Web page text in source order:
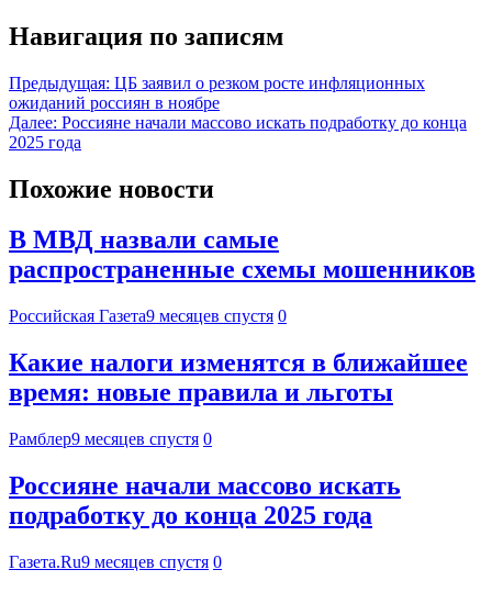
Навигация по записям
Предыдущая: ЦБ заявил о резком росте инфляционных
ожиданий россиян в ноябре
Далее: Россияне начали массово искать подработку до конца
2025 года
Похожие новости
В МВД назвали самые
распространенные схемы мошенников
Российская Газета9 месяцев спустя 0
Какие налоги изменятся в ближайшее
время: новые правила и льготы
Рамблер9 месяцев спустя 0
Россияне начали массово искать
подработку до конца 2025 года
Газета.Ru9 месяцев спустя 0